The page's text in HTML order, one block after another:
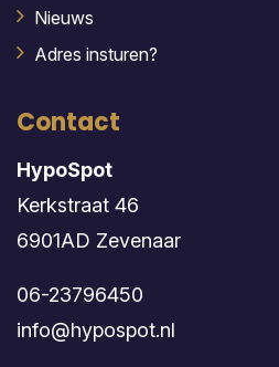
Nieuws
Adres insturen?
Contact
HypoSpot
Kerkstraat 46
6901AD Zevenaar
06-23796450
info@hypospot.nl